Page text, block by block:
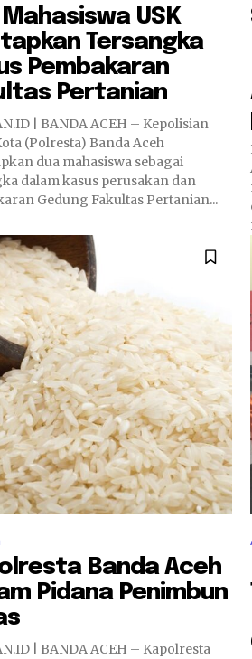
Mahasiswa USK
Tersangka
Pembakaran
Pertanian
| BANDA ACEH – Kepolisian
(Polresta) Banda Aceh
dua mahasiswa sebagai
dalam kasus perusakan dan
Gedung Fakultas Pertanian...
Banda Aceh
Pidana Penimbun
| BANDA ACEH – Kapolresta